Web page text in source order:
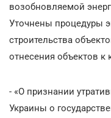
возобновляемой
Уточнены процедуры
строительства
отнесения объектов к
- «О признании
Украины о